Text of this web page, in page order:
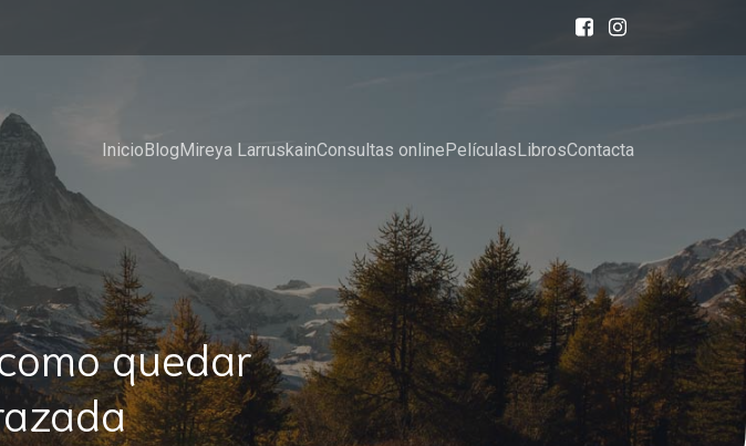
InicioBlogMireya LarruskainConsultas onlinePelículasLibrosContacta
quedar